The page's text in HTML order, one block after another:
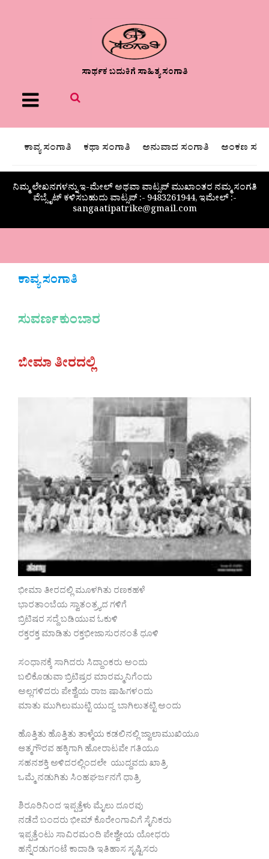
ಸಾರ್ಥಕ ಬದುಕಿಗೆ ಸಾಹಿತ್ಯ ಸಂಗಾತಿ
Menu
ಕಾವ್ಯ ಸಂಗಾತಿ ಕಥಾ ಸಂಗಾತಿ ಅನುವಾದ ಸಂಗಾತಿ ಅಂಕಣ
ನಿಮ್ಮ ಲೇಖನಗಳನ್ನು ಇ-ಮೇಲ್ ಅಥವಾ ವಾಟ್ಸಪ್ ಮುಖಾಂತರ ನಮ್ಮ ಸಂಗತಿ
ವೆಬ್ಸೈಟ್ ಕಳಿಸಬಹುದು ವಾಟ್ಸಪ್‌ :- 9483261944, ಇಮೇಲ್ :-
sangaatipatrike@gmail.com
ಕಾವ್ಯ ಸಂಗಾತಿ
ಸುವರ್ಣಕುಂಬಾರ
ಬೀಮಾ ತೀರದಲ್ಲಿ
ಭೀಮಾ ತೀರದಲ್ಲಿ ಮೂಳಗಿತು ರಣಕಹಳೆ
ಭಾರತಾಂಬೆಯ ಸ್ವಾತಂತ್ರ್ಯದ ಗಳಿಗೆ
ಬ್ರಿಟಿಷರ ಸದ್ದೆ ಬಡಿಯುವ ಓಕುಳಿ
ರಕ್ತರಕ್ತ ಮಾಡಿತು ರಕ್ತಭೀಜಾಸುರನಂತೆ ಧೂಳಿ
ಸಂಧಾನಕ್ಕೆ ಸಾಗಿದರು ಸಿದ್ದಾಂಕರು ಅಂದು
ಬಲಿಕೊಡುವಾ ಬ್ರಿಟಿಷ್ರರ ಮಾರಮ್ಮನಿಗೆಂದು
ಅಲ್ಲಗಳಿದರು ಪೇಶ್ವೆಯ ರಾಜ ಷಾಹಿಗಳಂದು
ಮಾತು ಮುಗಿಲುಮುಟ್ಟಿ ಯುದ್ದ ಬಾಗಿಲುತಟ್ಟಿ ಅಂದು
ಹೊತ್ತಿತು ಹೊತ್ತಿತು ತಾಳ್ಮೆಯ ಕಡಲಿನಲ್ಲಿ ಜ್ವಾಲಾಮುಖಿಯೂ
ಆತ್ಮಗೌರವ ಹಕ್ಕಿಗಾಗಿ ಹೋರಾಟವೇ ಗತಿಯೂ
ಸಹನಶಕ್ತಿ ಅಳಿದರಲ್ಲಿಂದಲೇ ಯುದ್ದವದು ಖಾತ್ರಿ
ಒಮ್ಮೆ ನಡುಗಿತು ಸಿಂಹಘರ್ಜನಗೆ ಧಾತ್ರಿ
ಶಿರೂರಿನಿಂದ ಇಪ್ಪತ್ತೆಳು ಮೈಲು ದೂರವು
ನಡೆದೆ ಬಂದರು ಭೀಮ್ ಕೊರೇಂಗಾವಿಗೆ ಸೈನಿಕರು
ಇಪ್ಪತ್ತೆಂಟು ಸಾವಿರಮಂದಿ ಪೇಶ್ವೇಯ ಯೋಧರು
ಹನ್ನೆರಡುಗಂಟೆ ಕಾದಾಡಿ ಇತಿಹಾಸ ಸೃಷ್ಟಿಸರು